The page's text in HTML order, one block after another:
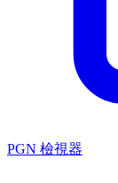
PGN 檢視器